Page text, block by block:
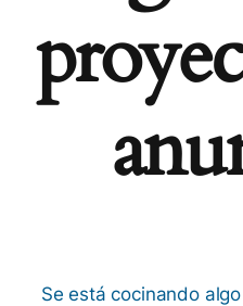
Se está cocinando